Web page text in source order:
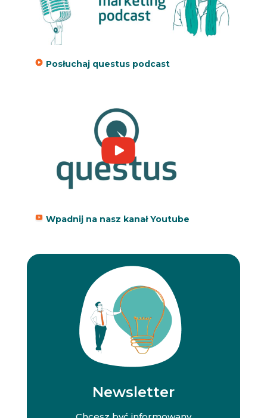
Posłuchaj questus podcast
Wpadnij na nasz kanał Youtube
Newsletter